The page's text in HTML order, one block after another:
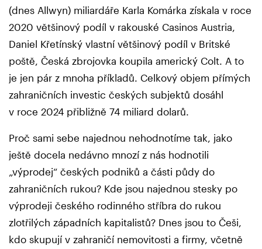
(dnes Allwyn) miliardáře Karla Komárka získala v roce
2020 většinový podíl v rakouské Casinos Austria,
Daniel Křetínský vlastní většinový podíl v Britské
poště, Česká zbrojovka koupila americký Colt. A to
je jen pár z mnoha příkladů. Celkový objem přímých
zahraničních investic českých subjektů dosáhl
v roce 2024 přibližně 74 miliard dolarů.
Proč sami sebe najednou nehodnotíme tak, jako
ještě docela nedávno mnozí z nás hodnotili
„výprodej“ českých podniků a části půdy do
zahraničních rukou? Kde jsou najednou stesky po
výprodeji českého rodinného stříbra do rukou
zlotřilých západních kapitalistů? Dnes jsou to Češi,
kdo skupují v zahraničí nemovitosti a firmy, včetně